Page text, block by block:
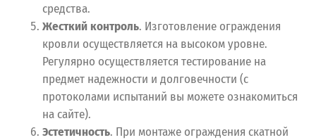
средства.
Жесткий контроль. Изготовление ограждения
кровли осуществляется на высоком уровне.
Регулярно осуществляется тестирование на
предмет надежности и долговечности (с
протоколами испытаний вы можете ознакомиться
на сайте).
Эстетичность. При монтаже ограждения скатной